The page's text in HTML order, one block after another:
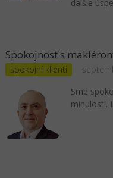
dalšie
Spokojnosť s
spokojní klienti
Sme
minulosti.